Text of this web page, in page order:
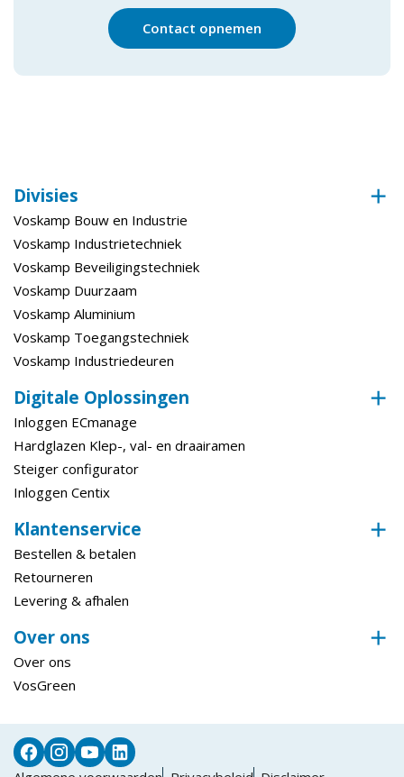
Contact opnemen
Divisies
Voskamp Bouw en Industrie
Voskamp Industrietechniek
Voskamp Beveiligingstechniek
Voskamp Duurzaam
Voskamp Aluminium
Voskamp Toegangstechniek
Voskamp Industriedeuren
Digitale Oplossingen
Inloggen ECmanage
Hardglazen Klep-, val- en draairamen
Steiger configurator
Inloggen Centix
Klantenservice
Bestellen & betalen
Retourneren
Levering & afhalen
Over ons
Over ons
VosGreen